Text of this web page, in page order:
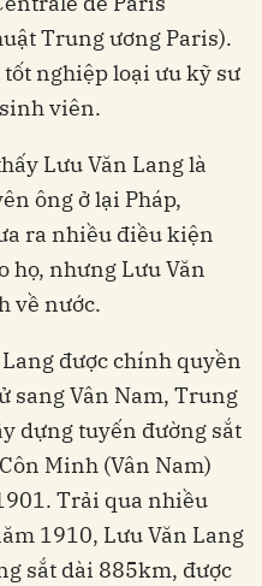
Trung ương Paris).
nghiệp loại ưu kỹ sư
viên.
Lưu Văn Lang là
ông ở lại Pháp,
ra nhiều điều kiện
họ, nhưng Lưu Văn
về nước.
được chính quyền
sang Vân Nam, Trung
dựng tuyến đường sắt
Minh (Vân Nam)
Trải qua nhiều
1910, Lưu Văn Lang
sắt dài 885km, được